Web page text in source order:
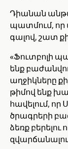
Դիանան
պատմում,
գալով, շատ
«Ֆուտբոլի
ենք
աղջիկները
թիմով ենք
հավելում,
ծրագրերի
ձեռք բերելու